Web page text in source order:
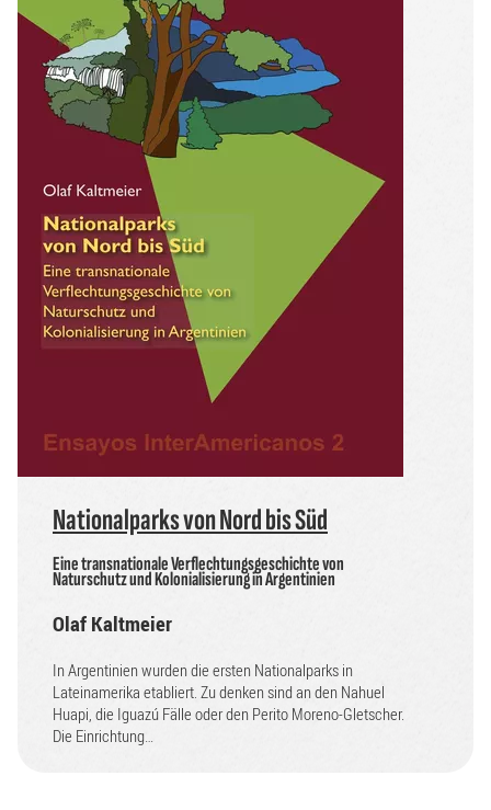
Nationalparks von Nord bis Süd
Eine transnationale Verflechtungsgeschichte von
Naturschutz und Kolonialisierung in Argentinien
Olaf Kaltmeier
In Argentinien wurden die ersten Nationalparks in
Lateinamerika etabliert. Zu denken sind an den Nahuel
Huapi, die Iguazú Fälle oder den Perito Moreno-Gletscher.
Die Einrichtung…